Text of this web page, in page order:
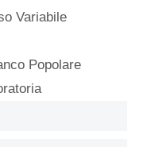
Variabile
Popolare